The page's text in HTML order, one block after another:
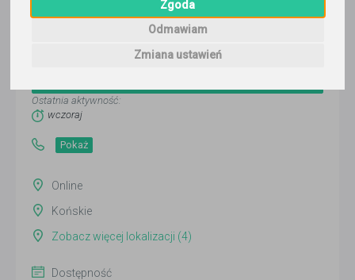
Zgoda
Odmawiam
Zmiana ustawień
Ostatnia aktywność:
wczoraj
Pokaż
Online
Końskie
Zobacz więcej lokalizacji (4)
Dostępność